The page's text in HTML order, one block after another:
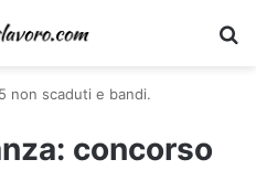
non scaduti e bandi.
concorso